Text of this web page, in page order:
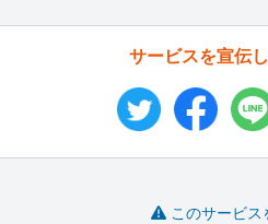
サービスを宣伝
このサービス